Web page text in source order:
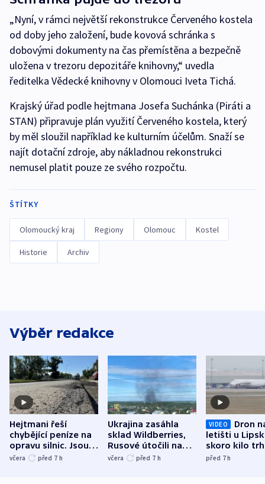
„Nyní, v rámci největší rekonstrukce Červeného kostela
od doby jeho založení, bude kovová schránka s
dobovými dokumenty na čas přemístěna a bezpečně
uložena v trezoru depozitáře knihovny,“ uvedla
ředitelka Vědecké knihovny v Olomouci Iveta Tichá.
Krajský úřad podle hejtmana Josefa Suchánka (Piráti a
STAN) připravuje plán využití Červeného kostela, který
by měl sloužil například ke kulturním účelům. Snaží se
najít dotační zdroje, aby nákladnou rekonstrukci
nemusel platit pouze ze svého rozpočtu.
ŠTÍTKY
Olomoucký kraj Regiony Olomouc Kostel
Historie Archiv
Výběr redakce
Hejtmani řeší
chybějící peníze na
opravu silnic. Jsou
nenárokové, namítá
včera před 7 h
Ukrajina zasáhla
sklad Wildberries,
Rusové útočili na
trh, hasiče či
včera před 7 h
VIDEO
Dron
letišti u
skoro kilo
indicie
před 7h